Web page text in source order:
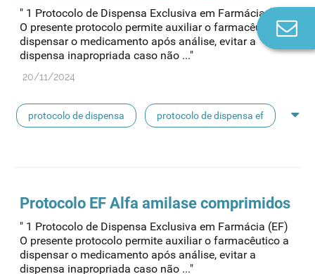
" 1 Protocolo de Dispensa Exclusiva em Farmácia (EF)
O presente protocolo permite auxiliar o farmacêutico a
dispensar o medicamento após análise, evitar a
dispensa inapropriada caso não ..."
20/11/2024
protocolo de dispensa protocolo de dispensa ef
Protocolo EF Alfa amilase comprimidos
" 1 Protocolo de Dispensa Exclusiva em Farmácia (EF)
O presente protocolo permite auxiliar o farmacêutico a
dispensar o medicamento após análise, evitar a
dispensa inapropriada caso não ..."